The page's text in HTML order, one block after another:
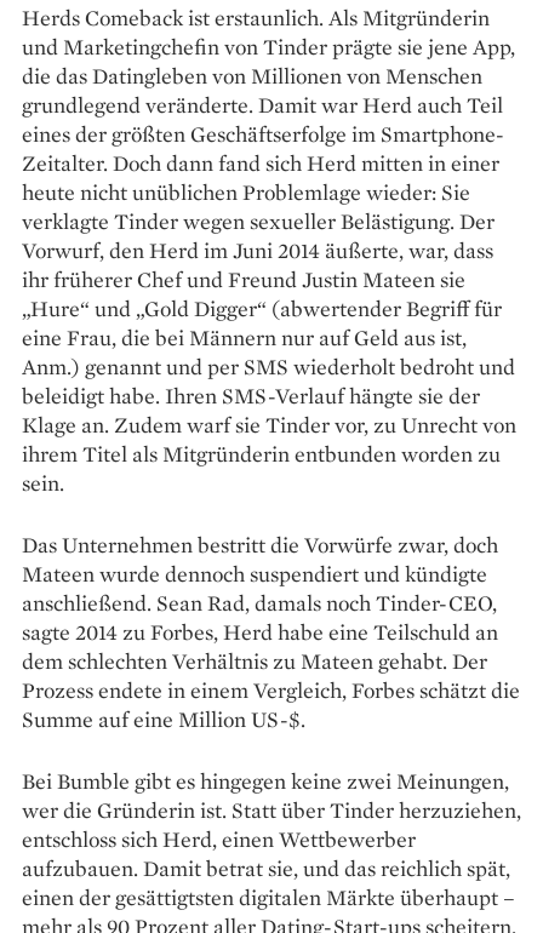
Herds Comeback ist ­erstaunlich. Als Mitgründerin
und Marketing­chefin von Tinder prägte sie jene App,
die das Datingleben von Millionen von Menschen
grundlegend veränderte. Damit war Herd auch Teil
eines der größten Geschäfts­erfolge im Smartphone-
Zeitalter. Doch dann fand sich Herd mitten in einer
heute nicht unüblichen Problemlage wieder: Sie
verklagte Tinder wegen sexueller Belästigung. Der
Vorwurf, den Herd im Juni 2014 äußerte, war, dass
ihr früherer Chef und Freund Justin Mateen sie
„Hure“ und „Gold Digger“ (abwertender Begriff für
eine Frau, die bei Männern nur auf Geld aus ist,
Anm.) genannt und per SMS wiederholt bedroht und
beleidigt habe. Ihren SMS-Verlauf hängte sie der
Klage an. Zudem warf sie Tinder vor, zu Unrecht von
ihrem Titel als Mitgründerin entbunden worden zu
sein.
Das Unternehmen bestritt die Vorwürfe zwar, doch
Mateen wurde dennoch suspendiert und kündigte
anschließend. Sean Rad, damals noch Tinder-CEO,
sagte 2014 zu Forbes, Herd habe eine Teilschuld an
dem schlechten Verhältnis zu Mateen gehabt. Der
Prozess endete in einem Vergleich, Forbes schätzt die
Summe auf eine Million US-$.
Bei Bumble gibt es hingegen keine zwei Meinungen,
wer die Gründerin ist. Statt über Tinder herzuziehen,
entschloss sich Herd, einen Wettbewerber
aufzubauen. Damit betrat sie, und das reichlich spät,
einen der gesättigtsten digitalen Märkte überhaupt –
mehr als 90 Prozent aller Dating-Start-ups scheitern.